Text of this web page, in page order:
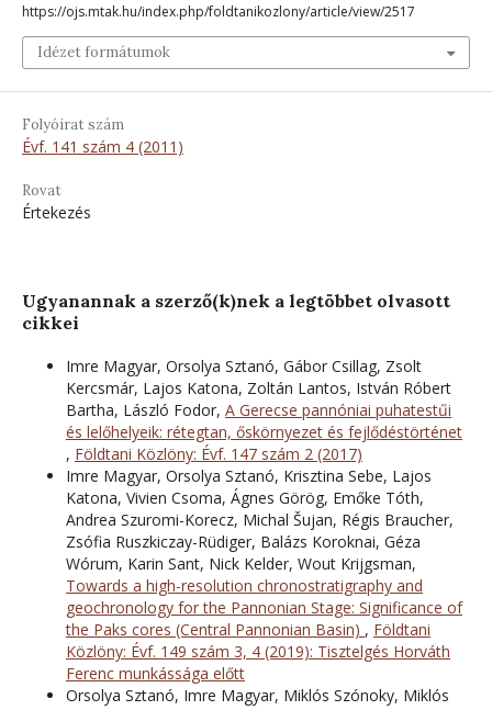
https://ojs.mtak.hu/index.php/foldtanikozlony/article/view/2517
Idézet formátumok
Folyóirat szám
Évf. 141 szám 4 (2011)
Rovat
Értekezés
Ugyanannak a szerző(k)nek a legtöbbet olvasott
cikkei
Imre Magyar, Orsolya Sztanó, Gábor Csillag, Zsolt
Kercsmár, Lajos Katona, Zoltán Lantos, István Róbert
Bartha, László Fodor, A Gerecse pannóniai puhatestűi
és lelőhelyeik: rétegtan, őskörnyezet és fejlődéstörténet
, Földtani Közlöny: Évf. 147 szám 2 (2017)
Imre Magyar, Orsolya Sztanó, Krisztina Sebe, Lajos
Katona, Vivien Csoma, Ágnes Görög, Emőke Tóth,
Andrea Szuromi-Korecz, Michal Šujan, Régis Braucher,
Zsófia Ruszkiczay-Rüdiger, Balázs Koroknai, Géza
Wórum, Karin Sant, Nick Kelder, Wout Krijgsman,
Towards a high-resolution chronostratigraphy and
geochronology for the Pannonian Stage: Significance of
the Paks cores (Central Pannonian Basin) , Földtani
Közlöny: Évf. 149 szám 3, 4 (2019): Tisztelgés Horváth
Ferenc munkássága előtt
Orsolya Sztanó, Imre Magyar, Miklós Szónoky, Miklós